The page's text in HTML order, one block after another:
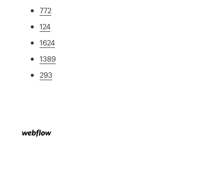
772
124
1624
1389
293